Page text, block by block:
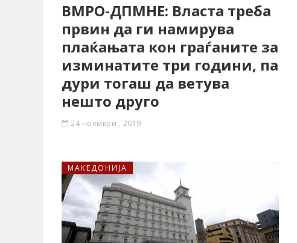
ВМРО-ДПМНЕ: Власта треба
првин да ги намирува
плаќањата кон граѓаните за
изминатите три години, па
дури тогаш да ветува
нешто друго
24 ноември , 2019
МАКЕДОНИЈА